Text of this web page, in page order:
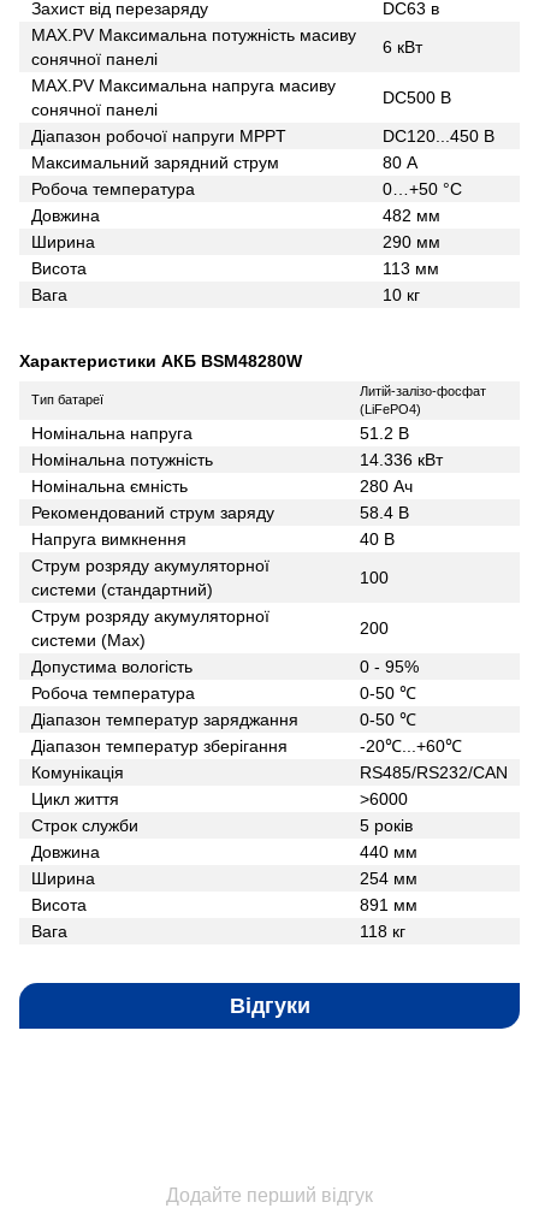
Захист від перезаряду
DC63 в
MAX.PV Максимальна потужність масиву
сонячної панелі
6 кВт
MAX.PV Максимальна напруга масиву
сонячної панелі
DC500 В
Діапазон робочої напруги MPPT
DC120...450 В
Максимальний зарядний струм
80 А
Робоча температура
0…+50 °С
Довжина
482 мм
Ширина
290 мм
Висота
113 мм
Вага
10 кг
Характеристики АКБ BSM48280W
Тип батареї
Литій-залізо-фосфат
(LiFePO4)
Номінальна напруга
51.2 В
Номінальна потужність
14.336 кВт
Номінальна ємність
280 Ач
Рекомендований струм заряду
58.4 В
Напруга вимкнення
40 В
Струм розряду акумуляторної
системи (стандартний)
100
Струм розряду акумуляторної
системи (Мах)
200
Допустима вологість
0 - 95%
Робоча температура
0-50 ℃
Діапазон температур заряджання
0-50 ℃
Діапазон температур зберігання
-20℃...+60℃
Комунікація
RS485/RS232/CAN
Цикл життя
>6000
Строк служби
5 років
Довжина
440 мм
Ширина
254 мм
Висота
891 мм
Вага
118 кг
Відгуки
Додайте перший відгук